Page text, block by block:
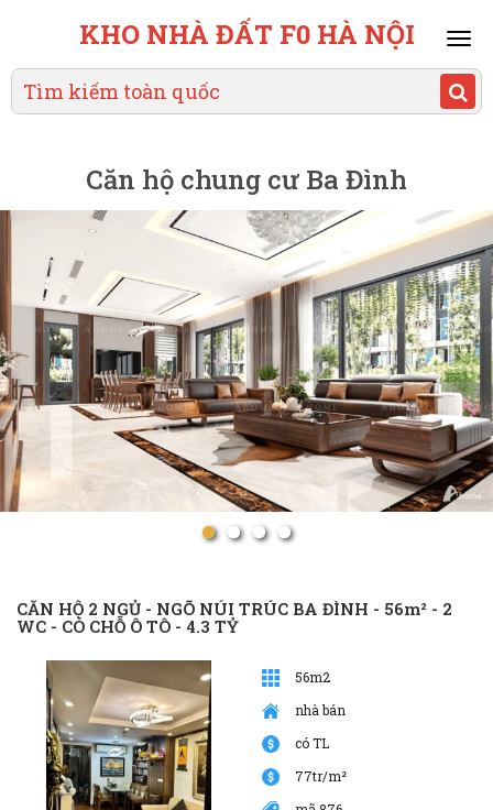
KHO NHÀ ĐẤT F0 HÀ NỘI
Căn hộ chung cư Ba Đình
CĂN HỘ 2 NGỦ - NGÕ NÚI TRÚC BA ĐÌNH - 56m² - 2
WC - CÓ CHỖ Ô TÔ - 4.3 TỶ
56m2
nhà bán
có TL
77tr/m²